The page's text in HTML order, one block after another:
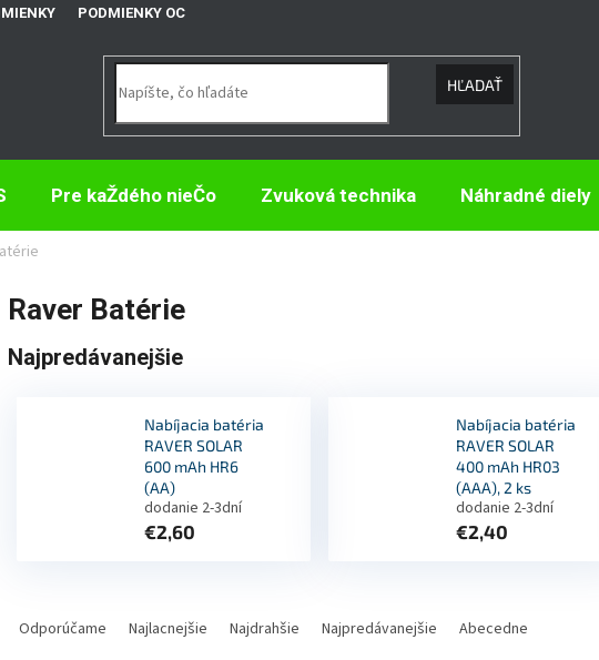
PODMIENKY OCHRANY OSOBNÝCH ÚDAJOV
HĽADAŤ
Pre kaŽdého nieČo Zvuková technika Náhradné diely
Raver Batérie
Najpredávanejšie
Nabíjacia batéria
RAVER SOLAR
600 mAh HR6
(AA)
dodanie 2-3dní
€2,60
Nabíjacia batéria
RAVER SOLAR
400 mAh HR03
(AAA), 2 ks
dodanie 2-3dní
€2,40
Odporúčame Najlacnejšie Najdrahšie Najpredávanejšie Abecedne